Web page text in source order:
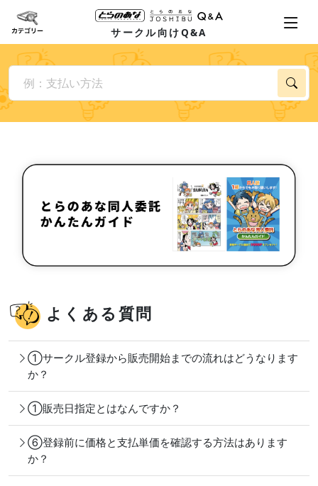
サークル向けQ&A
よくある質問
①サークル登録から販売開始までの流れはどうなります
か？
①販売日指定とはなんですか？
⑥登録前に価格と支払単価を確認する方法はあります
か？